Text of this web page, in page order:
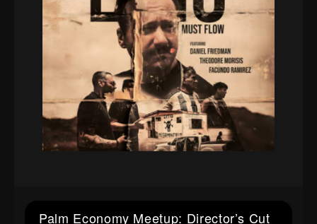
Palm Economy Meetup: Director’s Cut